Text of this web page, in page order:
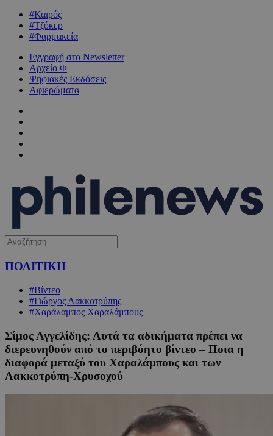
#Καιρός
#Τζόκερ
#Φαρμακεία
Εγγραφή στο Newsletter
Αρχείο Φ
Ψηφιακές Εκδόσεις
Αφιερώματα
ΠΟΛΙΤΙΚΗ
#Βίντεο
#Γιώργος Λακκοτρύπης
#Χαράλαμπος Χαραλάμπους
Σίμος Αγγελίδης: Αυτά τα αδικήματα πρέπει να
διερευνηθούν από το περιβόητο βίντεο – Ποια η
διαφορά μεταξύ του Χαραλάμπους και των
Λακκοτρύπη-Χρυσοχού